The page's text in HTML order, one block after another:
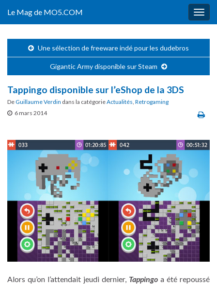
Le Mag de MO5.COM
Une sélection de freeware indé pour les dudebros
Gigantic Army disponible sur Steam
Tappingo disponible sur l’eShop de la 3DS
DeGuillaume Verdin dans la catégorieActualités, Retrogaming
6 mars 2014
Alors qu’on l’attendait jeudi dernier, Tappingo a été repoussé